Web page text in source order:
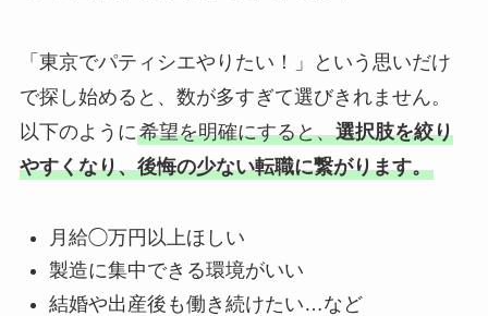
「東京でパティシエやりたい！」という思いだけ
で探し始めると、数が多すぎて選びきれません。
以下のように希望を明確にすると、選択肢を絞り
やすくなり、後悔の少ない転職に繋がります。
月給◯万円以上ほしい
製造に集中できる環境がいい
結婚や出産後も働き続けたい…など